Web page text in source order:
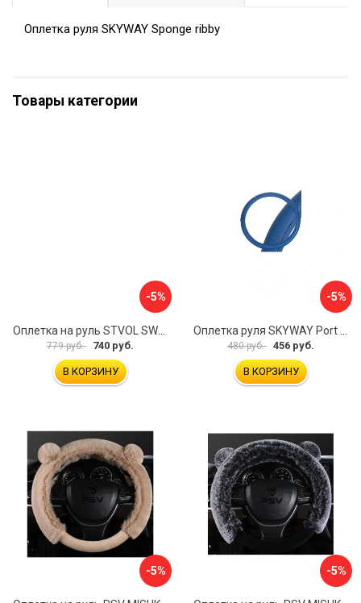
Оплетка руля SKYWAY Sponge ribby
Товары категории
-5%
779 руб. 740 руб.
В КОРЗИНУ
-5%
480 руб. 456 руб.
В КОРЗИНУ
-5% -5%